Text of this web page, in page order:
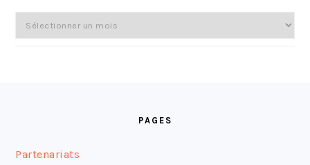
Archives
PAGES
Partenariats